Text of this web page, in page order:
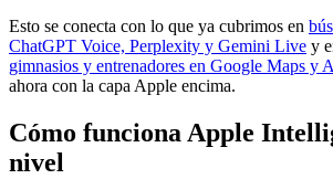
Esto se conecta con lo que ya cubrimos en
ChatGPT Voice, Perplexity y Gemini Live y
gimnasios y entrenadores en Google Maps y
ahora con la capa Apple encima.
Cómo funciona Apple
nivel